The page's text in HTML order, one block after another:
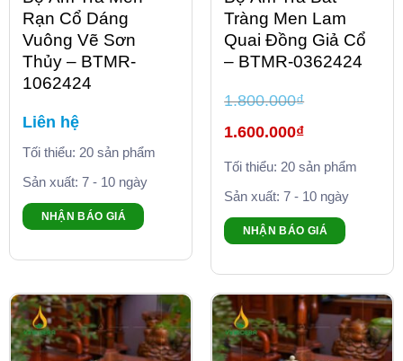
Rạn Cổ Dáng
Vuông Vẽ Sơn
Thủy – BTMR-
1062424
Liên hệ
Tối thiểu: 20 sản phẩm
Sản xuất: 7 - 10 ngày
NHẬN BÁO GIÁ
Tràng Men Lam
Quai Đồng Giả Cổ
– BTMR-0362424
1.800.000₫
Giá
gốc
1.800.000₫.
1.600.000₫
hiện
là:
1.600.000₫.
Tối thiểu: 20 sản phẩm
Sản xuất: 7 - 10 ngày
NHẬN BÁO GIÁ